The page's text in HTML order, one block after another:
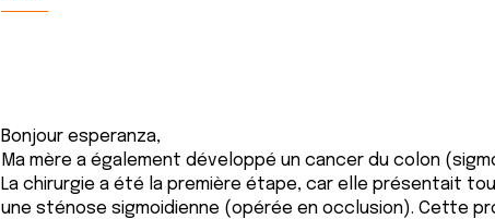
Bonjour esperanza,
Ma mère a également développé un cancer du colon
La chirurgie a été la première étape, car elle présentait
une sténose sigmoidienne (opérée en occlusion). Cette